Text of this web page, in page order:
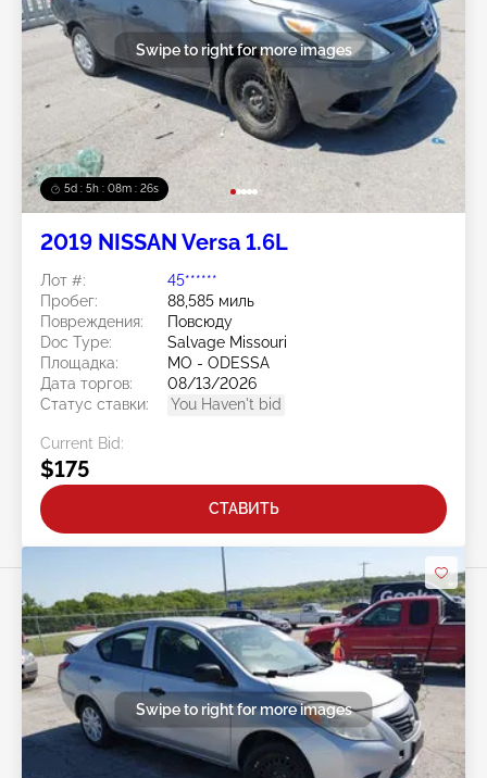
5d : 5h : 08m : 24s
Swipe to right for more images
2019 NISSAN Versa 1.6L
Лот #:
45******
Пробег:
88,585 миль
Повреждения:
Повсюду
Doc Type:
Salvage Missouri
Площадка:
MO - ODESSA
Дата торгов:
08/13/2026
Статус ставки:
You Haven't bid
Current Bid:
$175
СТАВИТЬ
Swipe to right for more images